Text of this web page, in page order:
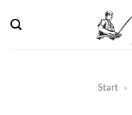
Inhalt
springen
Start »